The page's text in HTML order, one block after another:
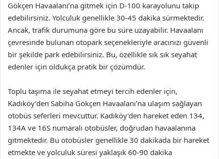
Gökçen Havaalanı’na gitmek için D-100 karayolunu takip
edebilirsiniz. Yolculuk genellikle 30-45 dakika sürmektedir.
Ancak, trafik durumuna göre bu süre uzayabilir. Havaalanı
çevresinde bulunan otopark seçenekleriyle aracınızı güvenli
bir şekilde park edebilirsiniz. Bu, özellikle sık sık seyahat
edenler için oldukça pratik bir çözümdür.
Toplu taşıma ile seyahat etmeyi tercih edenler için,
Kadıköy’den Sabiha Gökçen Havaalanı’na ulaşım sağlayan
otobüs seferleri mevcuttur. Kadıköy’den hareket eden 134,
134A ve 16S numaralı otobüsler, doğrudan havaalanına
gitmektedir. Bu otobüsler genellikle 30 dakikada bir hareket
etmekte ve yolculuk süresi yaklaşık 60-90 dakika